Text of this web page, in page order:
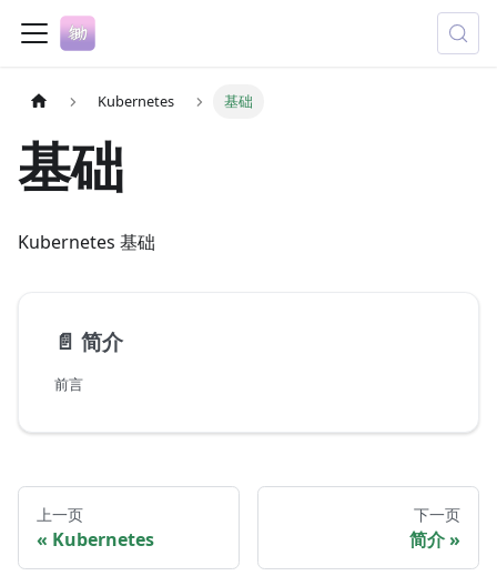
Kubernetes 基础
基础
Kubernetes 基础
📄️ 简介
前言
上一页
Kubernetes
下一页
简介